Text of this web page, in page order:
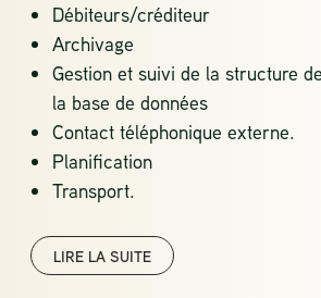
Débiteurs/créditeur
Archivage
Gestion et suivi de la structure
la base de données
Contact téléphonique externe.
Planification
Transport.
LIRE LA SUITE